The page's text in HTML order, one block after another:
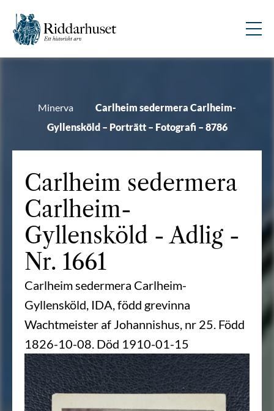
Minerva
Carlheim sedermera Carlheim-
Gyllensköld – Porträtt – Fotografi – 8786
Carlheim sedermera
Carlheim-
Gyllensköld - Adlig -
Nr. 1661
Carlheim sedermera Carlheim-
Gyllensköld, IDA, född grevinna
Wachtmeister af Johannishus, nr 25. Född
1826-10-08. Död 1910-01-15